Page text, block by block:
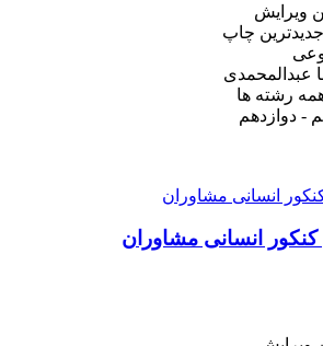
ویرایش
چاپ
عبدالمحمدی
رشته ها
- دوازدهم
انسانی مشاوران